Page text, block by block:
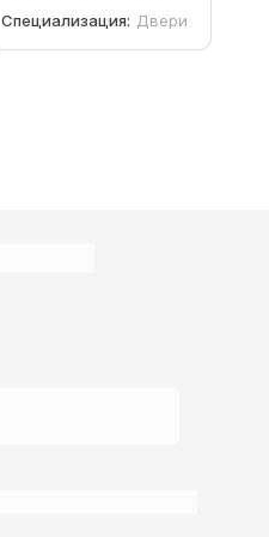
Специализация: Двери